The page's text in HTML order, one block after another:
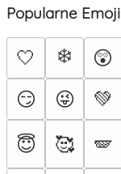
Popularne Emoji
🤍 ❄️ 😲
😏
😜 💚
😇 🥰 🪽